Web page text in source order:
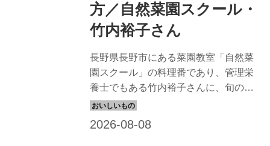
方／自然菜園スクール・
竹内裕子さん
長野県長野市にある菜園教室「自然菜
園スクール」の料理番であり、管理栄
養士でもある竹内裕子さんに、旬の野
菜を味わうレシピを教えていただきま